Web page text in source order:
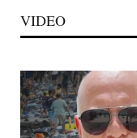
VIDEO